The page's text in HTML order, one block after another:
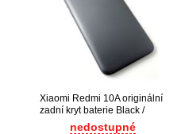
Xiaomi Redmi 10A originální
zadní kryt baterie Black /
černý (Bulk)nedostupné